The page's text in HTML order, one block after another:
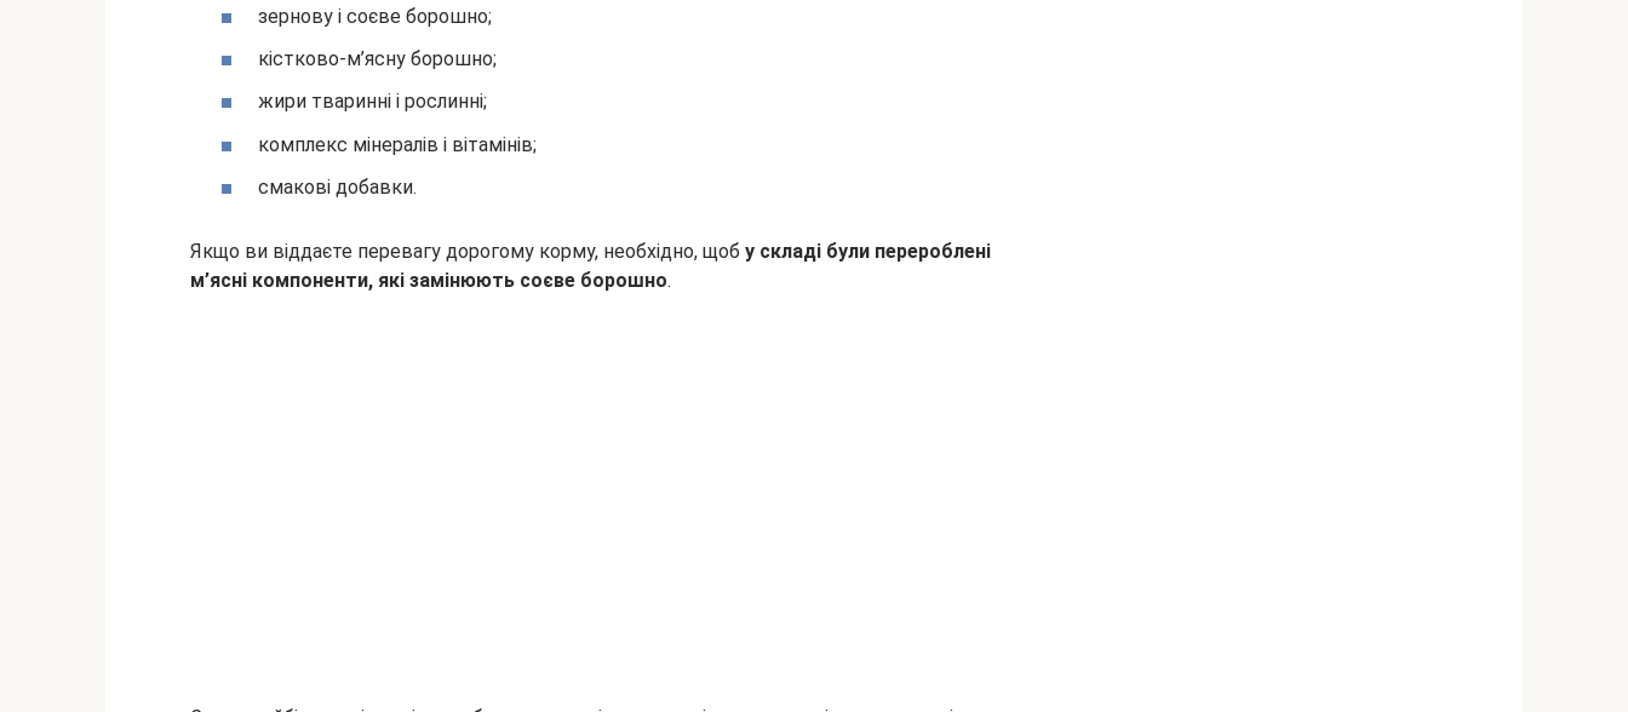
зернову і соєве борошно;
кістково-м’ясну борошно;
жири тваринні і рослинні;
комплекс мінералів і вітамінів;
смакові добавки.
Якщо ви віддаєте перевагу дорогому корму, необхідно, щоб у складі були перероблені
м’ясні компоненти, які замінюють соєве борошно.